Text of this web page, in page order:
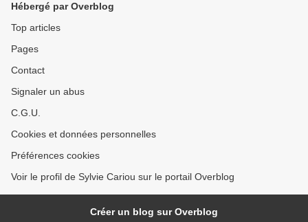
Hébergé par Overblog
Top articles
Pages
Contact
Signaler un abus
C.G.U.
Cookies et données personnelles
Préférences cookies
Voir le profil de Sylvie Cariou sur le portail Overblog
Créer un blog sur Overblog